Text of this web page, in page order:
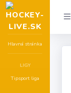
Hlavná stránka
LIGY
Tipsport liga